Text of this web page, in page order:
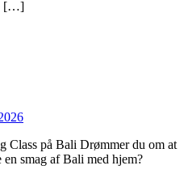
[…]
Class på Bali Drømmer du om at
en smag af Bali med hjem?